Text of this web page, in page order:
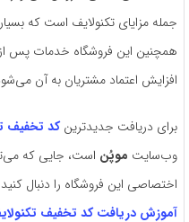
جمله مزایای تکنولایف است که
همچنین این فروشگاه خدمات پس
افزایش اعتماد مشتریان به آن
برای دریافت جدیدترینکد تخفیف
وب‌سایت موپُن است، جایی که
اختصاصی این فروشگاه را دنبال
آموزش دریافت کد تخفیف